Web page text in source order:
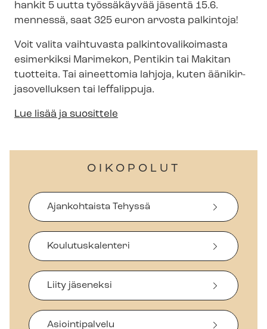
hankit 5 uutta työssäkäyvää jäsentä 15.6.
mennessä, saat 325 euron arvosta palkintoja!
Voit valita vaihtuvasta pal­kin­to­va­li­koi­mas­ta
esimerkiksi Marimekon, Pentikin tai Makitan
tuotteita. Tai aineettomia lahjoja, kuten ää­ni­kir­
ja­so­vel­luk­sen tai leffalippuja.
Lue lisää ja suosittele
OIKOPOLUT
Ajankohtaista Tehyssä
Koulutuskalenteri
Liity jäseneksi
Asiointipalvelu